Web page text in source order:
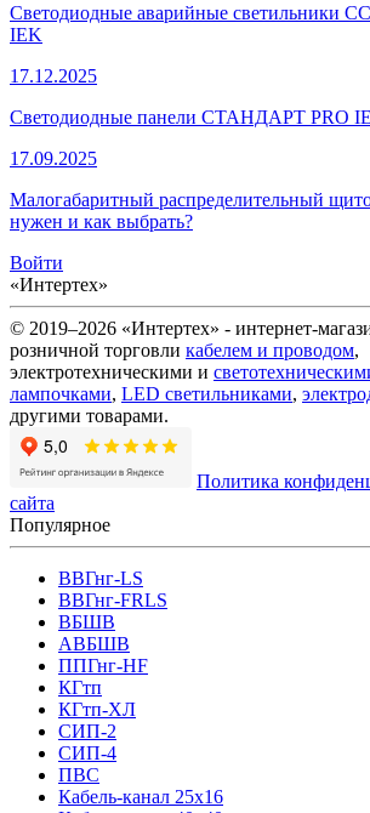
Светодиодные аварийные светильники
IEK
17.12.2025
Светодиодные панели СТАНДАРТ PRO
17.09.2025
Малогабаритный распределительный
нужен и как выбрать?
Войти
«Интертех»
© 2019–2026 «Интертех» - интернет-
розничной торговли кабелем и проводом,
электротехническими и
лампочками, LED светильниками,
другими товарами.
Политика
сайта
Популярное
ВВГнг-LS
ВВГнг-FRLS
ВБШВ
АВБШВ
ППГнг-HF
КГтп
КГтп-ХЛ
СИП-2
СИП-4
ПВС
Кабель-канал 25х16